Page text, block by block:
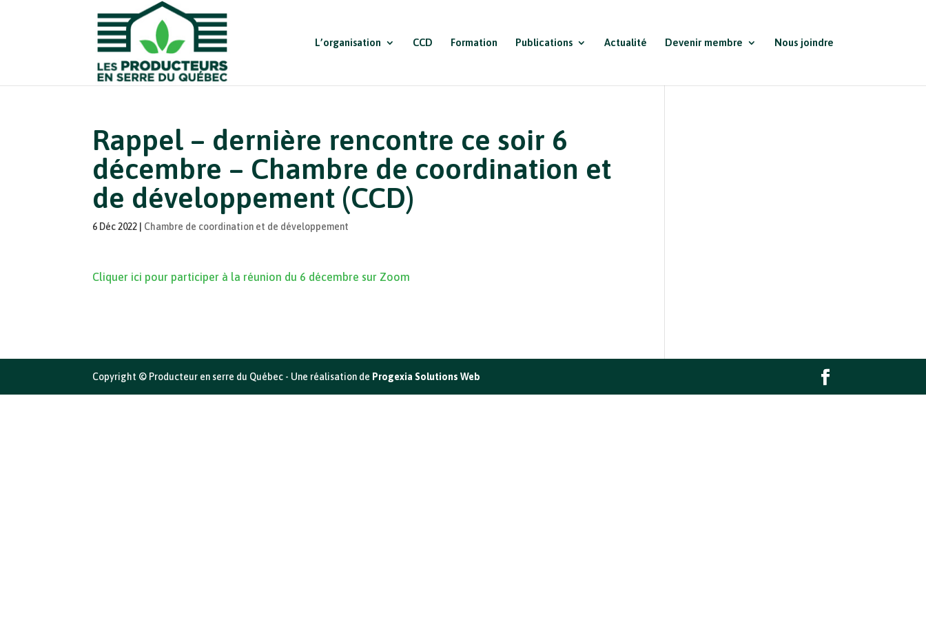
L’organisation CCD Formation Publications Actualité Devenir membre Nous joindre
Rappel – dernière rencontre ce soir 6
décembre – Chambre de coordination et
de développement (CCD)
6 Déc 2022 Chambre de coordination et de développement
Cliquer ici pour participer à la réunion du 6 décembre sur Zoom
Copyright © Producteur en serre du Québec - Une réalisation de Progexia Solutions Web